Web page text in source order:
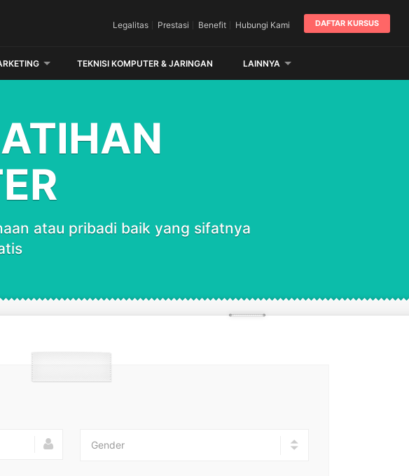
DAFTAR KURSUS
Legalitas Prestasi Benefit Hubungi Kami
TEKNISI KOMPUTER & JARINGAN LAINNYA
atau pribadi baik yang sifatnya